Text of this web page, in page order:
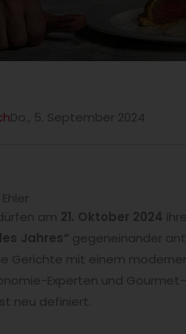
Do., 5. September 2024
am 21. Oktober 2024
Jahres“ gegeneinander
Gerichte mit einem
Experten und
neu definiert.